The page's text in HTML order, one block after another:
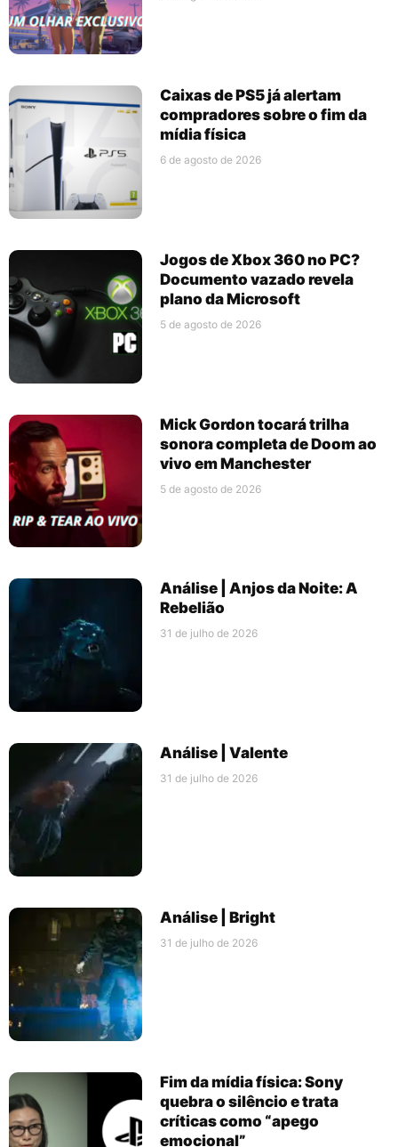
Caixas de PS5 já alertam
compradores sobre o fim da
mídia física
6 de agosto de 2026
Jogos de Xbox 360 no PC?
Documento vazado revela
plano da Microsoft
5 de agosto de 2026
Mick Gordon tocará trilha
sonora completa de Doom ao
vivo em Manchester
5 de agosto de 2026
Análise | Anjos da Noite: A
Rebelião
31 de julho de 2026
Análise | Valente
31 de julho de 2026
Análise | Bright
31 de julho de 2026
Fim da mídia física: Sony
quebra o silêncio e trata
críticas como “apego
emocional”